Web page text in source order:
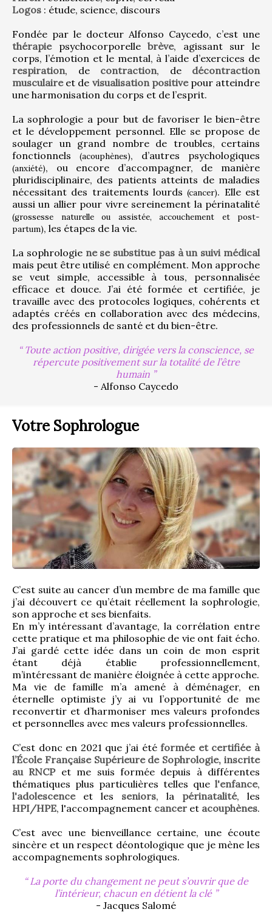
Logos : étude, science, discours
thérapie psychocorporelle brève, agissant sur le
respiration, de contraction, de décontraction
musculaire et de visualisation positive pour atteindre
une harmonisation du corps et de l’esprit.
La sophrologie a pour but de favoriser le bien-être
et le développement personnel. Elle se propose de
soulager un grand nombre de troubles, certains
fonctionnels (acouphènes)
(anxiété), ou encore d’accompagner, de manière
pluridisciplinaire, des patients atteints de maladies
nécessitant des traitements lourds (cancer). Elle est
(grossesse naturelle ou assistée, accouchement et post-
partum), les étapes de la vie.
La sophrologie ne se substitue pas à un suivi médical
mais peut être utilisé en complément. Mon approche
se veut simple, accessible à tous, personnalisée
efficace et douce. J’ai été formée et certifiée, je
travaille avec des protocoles logiques, cohérents et
adaptés créés en collaboration avec des médecins,
des professionnels de santé et du bien-être.
Toute action positive, dirigée vers la conscience, se
répercute positivement sur la totalité de l’être
humain
- Alfonso Caycedo
Votre Sophrologue
C’est suite au cancer d’un membre de ma famille que
j’ai découvert ce qu’était réellement la sophrologie,
son approche et ses bienfaits.
En m’y intéressant d’avantage, la corrélation entre
cette pratique et ma philosophie de vie ont fait écho.
J’ai gardé cette idée dans un coin de mon esprit
étant déjà établie professionnellement,
m’intéressant de manière éloignée à cette approche.
Ma vie de famille m’a amené à déménager, en
éternelle optimiste j’y ai vu l’opportunité de me
reconvertir et d’harmoniser mes valeurs profondes
et personnelles avec mes valeurs professionnelles.
C’est donc en 2021 que j’ai été formée et certifiée à
l’École Française Supérieure de Sophrologie, inscrite
au RNCP et me suis formée depuis à différentes
thématiques plus particulières telles que l'enfance
l'adolescence et les seniors, la périnatalité
HPI/HPE, l'accompagnement cancer et acouphènes.
C’est avec une bienveillance certaine, une écoute
sincère et un respect déontologique que je mène les
accompagnements sophrologiques.
La porte du changement ne peut s’ouvrir que de
l’intérieur, chacun en détient la clé
- Jacques Salomé